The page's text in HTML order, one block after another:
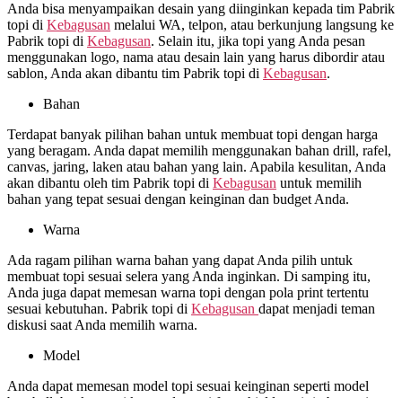
Anda bisa menyampaikan desain yang diinginkan kepada tim Pabrik
topi di Kebagusan melalui WA, telpon, atau berkunjung langsung ke
Pabrik topi di Kebagusan. Selain itu, jika topi yang Anda pesan
menggunakan logo, nama atau desain lain yang harus dibordir atau
sablon, Anda akan dibantu tim Pabrik topi di Kebagusan.
Bahan
Terdapat banyak pilihan bahan untuk membuat topi dengan harga
yang beragam. Anda dapat memilih menggunakan bahan drill, rafel,
canvas, jaring, laken atau bahan yang lain. Apabila kesulitan, Anda
akan dibantu oleh tim Pabrik topi di Kebagusan untuk memilih
bahan yang tepat sesuai dengan keinginan dan budget Anda.
Warna
Ada ragam pilihan warna bahan yang dapat Anda pilih untuk
membuat topi sesuai selera yang Anda inginkan. Di samping itu,
Anda juga dapat memesan warna topi dengan pola print tertentu
sesuai kebutuhan. Pabrik topi di Kebagusan dapat menjadi teman
diskusi saat Anda memilih warna.
Model
Anda dapat memesan model topi sesuai keinginan seperti model